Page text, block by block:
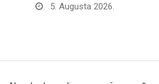
5. Augusta 2026.